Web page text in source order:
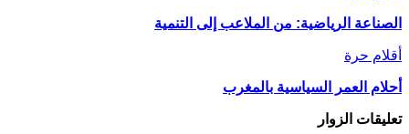
الصناعة الرياضية: من الملاعب إلى التنمية
أقلام حرة
أحلام العمر السياسية بالمغرب
تعليقات الزوار